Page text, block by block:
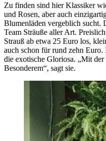
Zu finden sind hier Klassiker
und Rosen, aber auch
Blumenläden vergeblich sucht.
Team Sträuße aller Art.
Strauß ab etwa 25 Euro los,
auch schon für rund zehn
die exotische Gloriosa. „Mit
Besonderem“, sagt sie.